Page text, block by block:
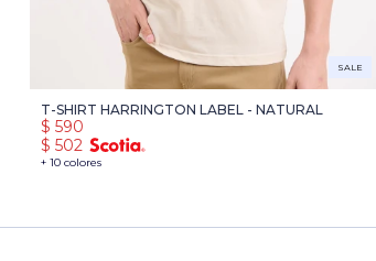
SALE
T-SHIRT HARRINGTON LABEL - NATURAL
+ 10 colores
$ 590
$ 502